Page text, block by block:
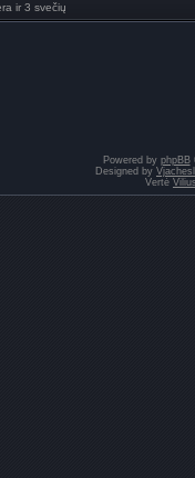
ir 3 svečių
Powered by phpBB
Designed by
Vertė